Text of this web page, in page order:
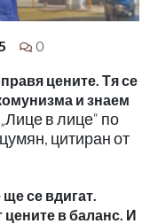
0
цените. Тя се
и знаем
в лице“ по
цитиран от
се вдигат.
в баланс. И